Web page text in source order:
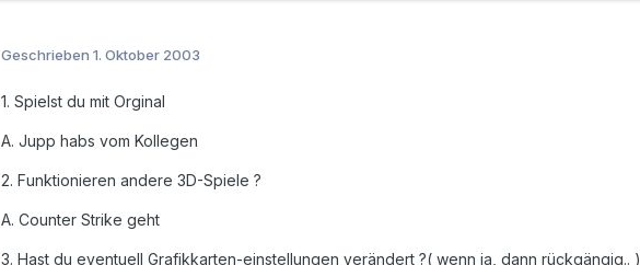
Geschrieben 1. Oktober 2003
1. Spielst du mit Orginal
A. Jupp habs vom Kollegen
2. Funktionieren andere 3D-Spiele ?
A. Counter Strike geht
3. Hast du eventuell Grafikkarten-einstellungen verändert ?( wenn ja, dann rückgängig.. )